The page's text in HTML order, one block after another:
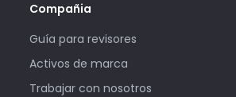
Compañia
Guía para revisores
Activos de marca
Trabajar con nosotros